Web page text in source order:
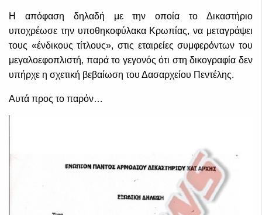
Η απόφαση δηλαδή με την οποία το Δικαστήριο
υποχρέωσε την υποθηκοφύλακα Κρωπίας, να μεταγράψει
τους «ένδικους τίτλους», στις εταιρείες συμφερόντων του
μεγαλοεφοπλιστή, παρά το γεγονός ότι στη δικογραφία δεν
υπήρχε η σχετική βεβαίωση του Δασαρχείου Πεντέλης.
Αυτά προς το παρόν…